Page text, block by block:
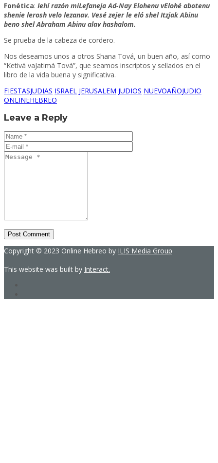
Fonética: Iehí razón miLefaneja Ad-Nay Elohenu vElohé abotenu
shenie lerosh velo lezanav. Vesé zejer le eló shel Itzjak Abinu
beno shel Abraham Abinu alav hashalom.
Se prueba de la cabeza de cordero.
Nos deseamos unos a otros Shana Tová, un buen año, así como
“Ketivá vaJatimá Tová”, que seamos inscriptos y sellados en el
libro de la vida buena y significativa.
FIESTASJUDIAS ISRAEL JERUSALEM JUDIOS NUEVOAÑOJUDIO
ONLINEHEBREO
Leave a Reply
Copyright © 2023 Online Hebreo by ILIS Media Group
This website was built by Interact.